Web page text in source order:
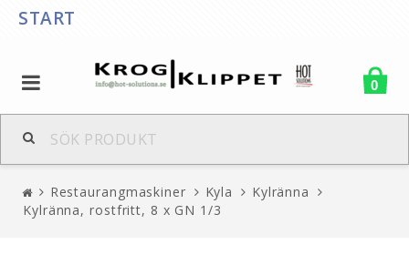
START
0
Restaurangmaskiner Kyla
Kylränna
Kylränna, rostfritt, 8 x GN 1/3